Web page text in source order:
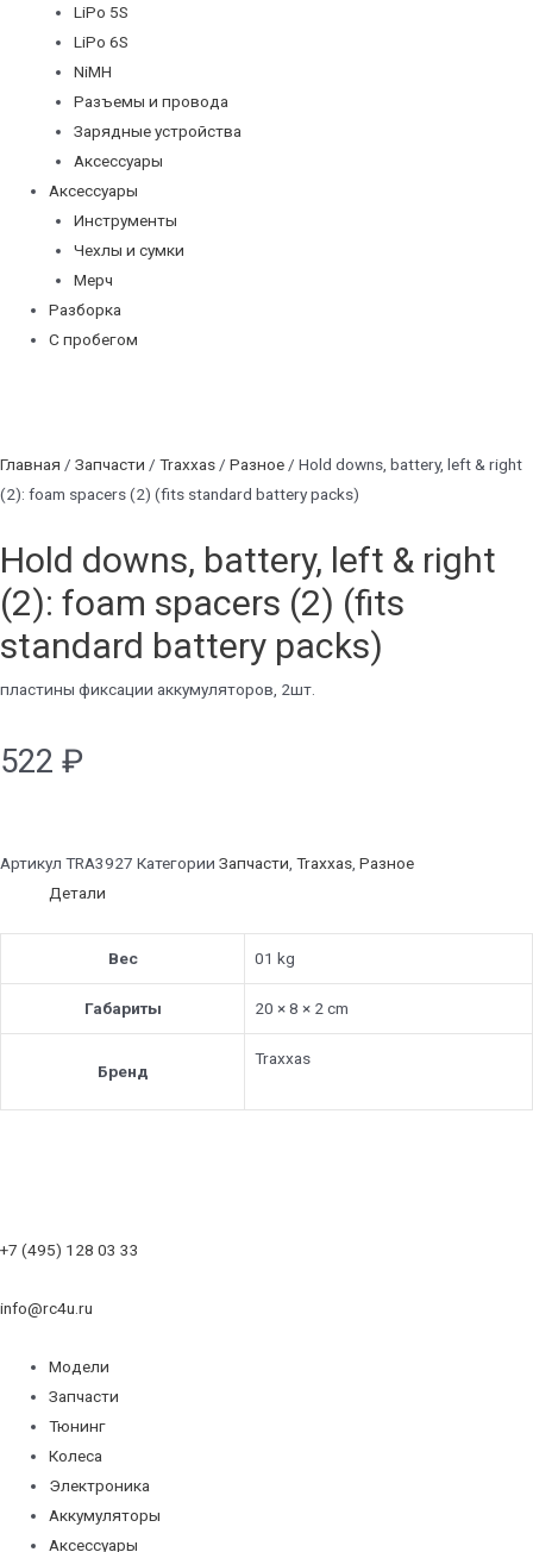
LiPo 5S
LiPo 6S
NiMH
Разъемы и провода
Зарядные устройства
Аксессуары
Аксессуары
Инструменты
Чехлы и сумки
Мерч
Разборка
С пробегом
Главная / Запчасти / Traxxas / Разное / Hold downs, battery, left & right
(2): foam spacers (2) (fits standard battery packs)
Hold downs, battery, left & right
(2): foam spacers (2) (fits
standard battery packs)
пластины фиксации аккумуляторов, 2шт.
522 ₽
Артикул TRA3927 Категории Запчасти, Traxxas, Разное
Детали
Вес 01 kg
Габариты 20 × 8 × 2 cm
Бренд
Traxxas
+7 (495) 128 03 33
info@rc4u.ru
Модели
Запчасти
Тюнинг
Колеса
Электроника
Аккумуляторы
Аксессуары